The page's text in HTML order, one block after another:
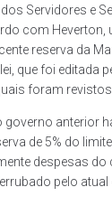
Servidores e
com Heverton,
reserva da
que foi editada
foram
governo anterior
de 5% do
despesas
pelo